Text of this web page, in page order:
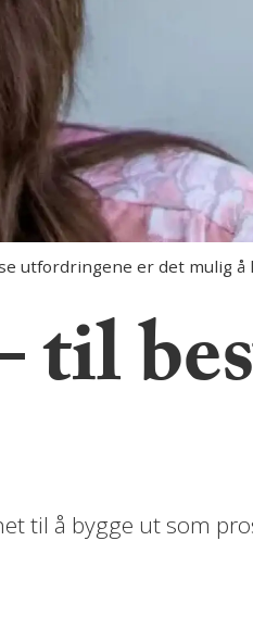
utfordringene er det mulig å
til
til å bygge ut som